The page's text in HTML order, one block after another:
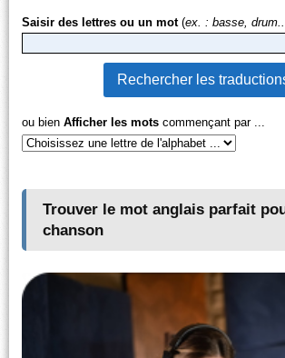
Saisir des lettres ou un mot(ex. : basse,
ou bienAfficher les mots commençant par ...
Trouver le mot anglais parfait
chanson